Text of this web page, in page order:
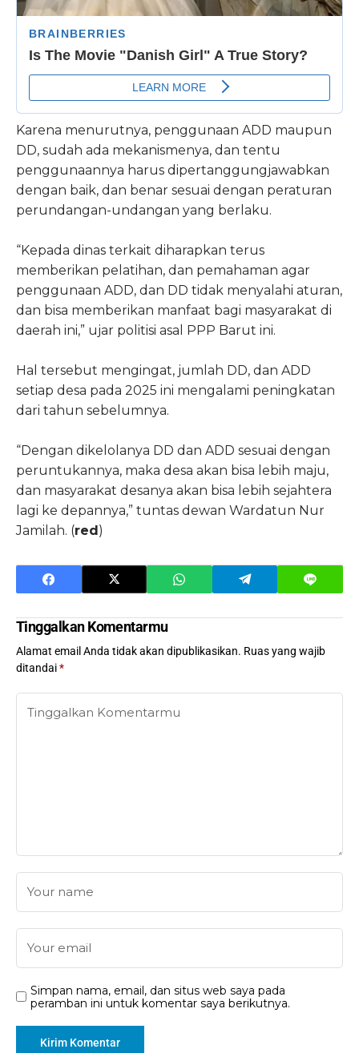
Karena menurutnya, penggunaan ADD maupun
DD, sudah ada mekanismenya, dan tentu
penggunaannya harus dipertanggungjawabkan
dengan baik, dan benar sesuai dengan peraturan
perundangan-undangan yang berlaku.
“Kepada dinas terkait diharapkan terus
memberikan pelatihan, dan pemahaman agar
penggunaan ADD, dan DD tidak menyalahi aturan,
dan bisa memberikan manfaat bagi masyarakat di
daerah ini,” ujar politisi asal PPP Barut ini.
Hal tersebut mengingat, jumlah DD, dan ADD
setiap desa pada 2025 ini mengalami peningkatan
dari tahun sebelumnya.
“Dengan dikelolanya DD dan ADD sesuai dengan
peruntukannya, maka desa akan bisa lebih maju,
dan masyarakat desanya akan bisa lebih sejahtera
lagi ke depannya,” tuntas dewan Wardatun Nur
Jamilah. (red)
Tinggalkan Komentarmu
Alamat email Anda tidak akan dipublikasikan. Ruas yang wajib
ditandai*
Simpan nama, email, dan situs web saya pada
peramban ini untuk komentar saya berikutnya.